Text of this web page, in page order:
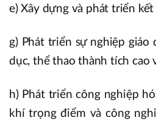
e) Xây dựng và phát triển kết
g) Phát triển sự nghiệp giáo
dục, thể thao thành tích cao
h) Phát triển công nghiệp
khí trọng điểm và công